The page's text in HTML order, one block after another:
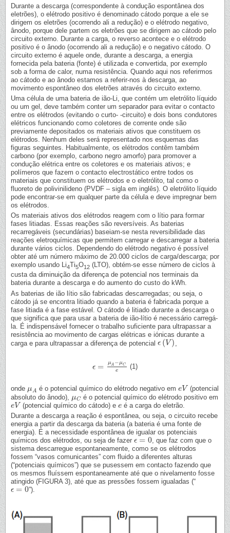
Durante a descarga (correspondente à condução espontânea dos
eletrões), o elétrodo positivo é denominado cátodo porque a ele se
dirigem os eletrões (ocorrendo ali a redução) e o elétrodo negativo,
ânodo, porque dele partem os eletrões que se dirigem ao cátodo pelo
circuito externo. Durante a carga, o reverso acontece e o elétrodo
positivo é o ânodo (ocorrendo ali a redução) e o negativo cátodo. O
circuito externo é aquele onde, durante a descarga, a energia
fornecida pela bateria (fonte) é utilizada e convertida, por exemplo
sob a forma de calor, numa resistência. Quando aqui nos referirmos
ao cátodo e ao ânodo estamos a referir-nos à descarga, ao
movimento espontâneo dos eletrões através do circuito externo.
Uma célula de uma bateria de ião-Li, que contém um eletrólito líquido
ou um gel, deve também conter um separador para evitar o contacto
entre os elétrodos (evitando o curto- -circuito) e dois bons condutores
elétricos funcionando como coletores de corrente onde são
previamente depositados os materiais ativos que constituem os
elétrodos. Nenhum deles será representado nos esquemas das
figuras seguintes. Habitualmente, os elétrodos contêm também
carbono (por exemplo, carbono negro amorfo) para promover a
condução elétrica entre os coletores e os materiais ativos; e
polímeros que fazem o contacto electrostático entre todos os
materiais que constituem os elétrodos e o eletrólito, tal como o
fluoreto de polivinilideno (PVDF – sigla em inglês). O eletrólito líquido
pode encontrar-se em qualquer parte da célula e deve impregnar bem
os elétrodos.
Os materiais ativos dos elétrodos reagem com o lítio para formar
fases litiadas. Essas reações são reversíveis. As baterias
recarregáveis (secundárias) baseiam-se nesta reversibilidade das
reações eletroquímicas que permitem carregar e descarregar a bateria
durante vários ciclos. Dependendo do elétrodo negativo é possível
obter até um número máximo de 20.000 ciclos de carga/descarga; por
exemplo usando Li4Ti5O12 (LTO), obtém-se esse número de ciclos à
custa da diminuição da diferença de potencial nos terminais da
bateria durante a descarga e do aumento do custo do kWh.
As baterias de ião lítio são fabricadas descarregadas; ou seja, o
cátodo já se encontra litiado quando a bateria é fabricada porque a
fase litiada é a fase estável. O cátodo é litiado durante a descarga o
que significa que para usar a bateria de ião-lítio é necessário carregá-
la. É indispensável fornecer o trabalho suficiente para ultrapassar a
resistência ao movimento de cargas elétricas e iónicas durante a
carga e para ultrapassar a diferença de potencial ϵ ( V )
ϵ V)
ϵ = μA −μC
e
ϵ =μA−μCe (1)
onde μA
μA é o potencial químico do elétrodo negativo em eV
eV (potencial
absoluto do ânodo),
μC
μCé o potencial químico do elétrodo positivo em
eV
eV (potencial químico do cátodo) e e
e é a carga do eletrão.
Durante a descarga a reação é espontânea, ou seja, o circuito recebe
energia a partir da descarga da bateria (a bateria é uma fonte de
energia). É a necessidade espontânea de igualar os potenciais
químicos dos elétrodos, ou seja de fazer ϵ = 0
ϵ =0
, que faz com que o
sistema descarregue espontaneamente, como se os elétrodos
fossem “vasos comunicantes” com fluido a diferentes alturas
(“potenciais químicos”) que se pusessem em contacto fazendo que
os mesmos fluíssem espontaneamente até que o nivelamento fosse
atingido (FIGURA 3), até que as pressões fossem igualadas (“
ϵ = 0
ϵ =0 ”).